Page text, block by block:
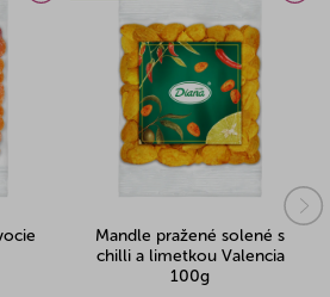
Mandle pražené solené s
chilli a limetkou Valencia
100g